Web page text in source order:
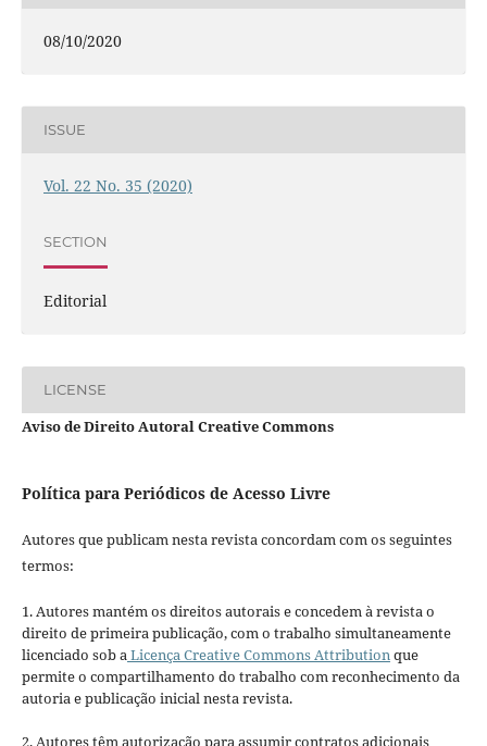
08/10/2020
ISSUE
Vol. 22 No. 35 (2020)
SECTION
Editorial
LICENSE
Aviso de Direito Autoral Creative Commons
Política para Periódicos de Acesso Livre
Autores que publicam nesta revista concordam com os seguintes
termos:
1. Autores mantém os direitos autorais e concedem à revista o
direito de primeira publicação, com o trabalho simultaneamente
licenciado sob aLicença Creative Commons Attributionque
permite o compartilhamento do trabalho com reconhecimento da
autoria e publicação inicial nesta revista.
2. Autores têm autorização para assumir contratos adicionais